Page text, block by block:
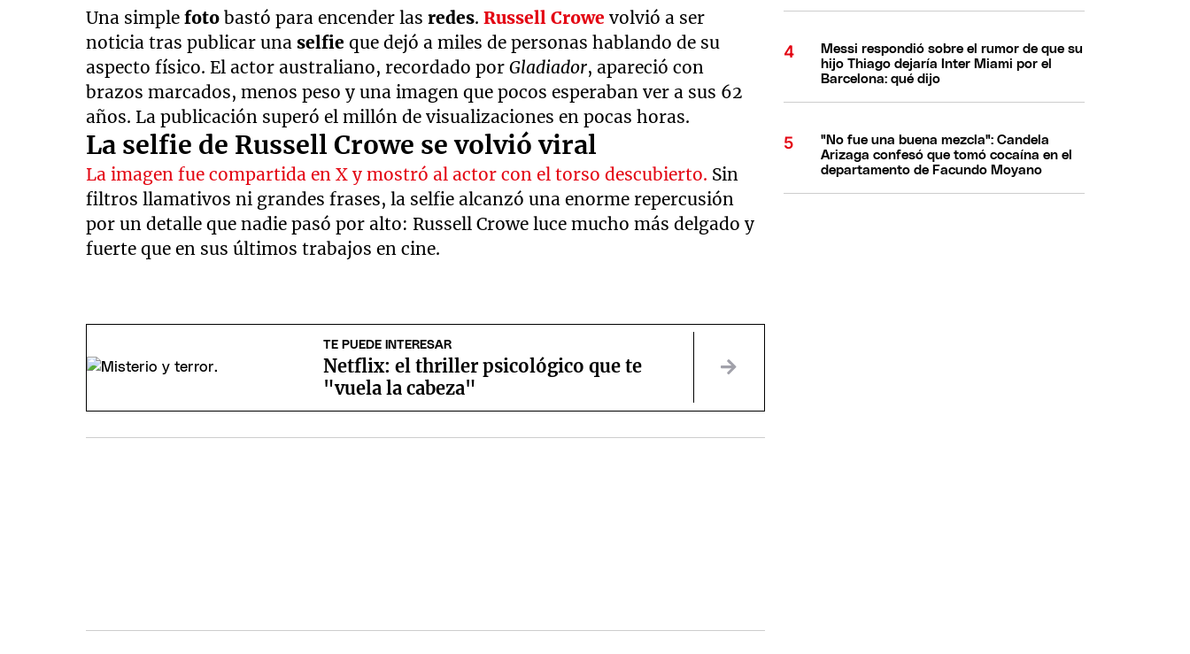
Una simplefotobastó para encender lasredes.Russell Crowe volvió a ser
noticia tras publicar unaselfieque dejó a miles de personas hablando de su
aspecto físico. El actor australiano, recordado porGladiador, apareció con
brazos marcados, menos peso y una imagen que pocos esperaban ver a sus 62
años. La publicación superó el millón de visualizaciones en pocas horas.
La selfie de Russell Crowe se volvió viral
La imagen fue compartida en X y mostró al actor con el torso descubierto. Sin
filtros llamativos ni grandes frases, la selfie alcanzó una enorme repercusión
por un detalle que nadie pasó por alto: Russell Crowe luce mucho más delgado y
fuerte que en sus últimos trabajos en cine.
TE PUEDE INTERESAR
Netflix: el thriller psicológico que te
"vuela la cabeza"
Messi respondió sobre el rumor de que su
hijo Thiago dejaría Inter Miami por el
Barcelona: qué dijo
"No fue una buena mezcla": Candela
Arizaga confesó que tomó cocaína en el
departamento de Facundo Moyano